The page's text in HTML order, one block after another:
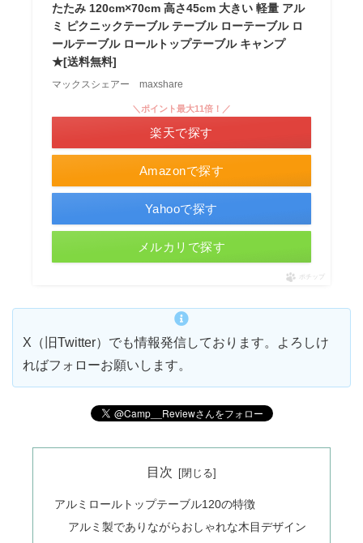
たたみ 120cm×70cm 高さ45cm 大きい 軽量 アル
ミ ピクニックテーブル テーブル ローテーブル ロ
ールテーブル ロールトップテーブル キャンプ
★[送料無料]
マックスシェアー maxshare
Amazonで探す
＼ポイント最大11倍！／
楽天で探す
Yahooで探す
メルカリで探す
ポチップ
X（旧Twitter）でも情報発信しております。よろしけ
ればフォローお願いします。
目次
アルミロールトップテーブル120の特徴
アルミ製でありながらおしゃれな木目デザイン